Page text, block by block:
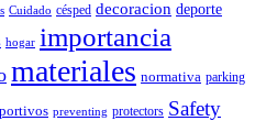
Cuidado césped decoracion deporte
hogar importancia
materiales normativa parking
preventing protectors Safety